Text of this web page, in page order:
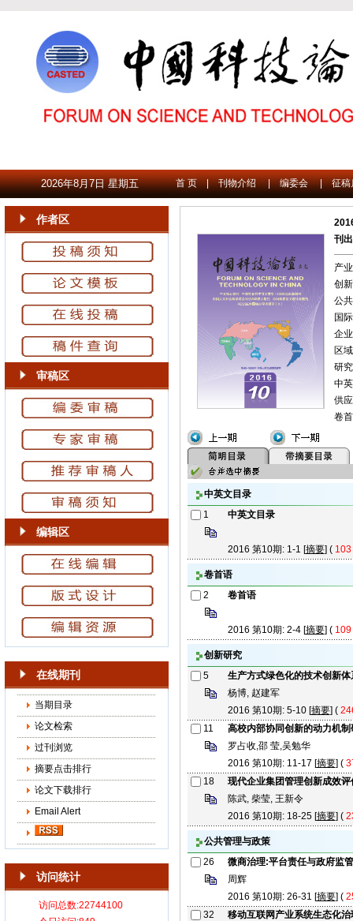
2026年8月7日 星期五 首 页 | 刊物介绍 | 编委会 | 征稿
作者区
审稿区
编辑区
在线期刊
当期目录
论文检索
过刊浏览
摘要点击排行
论文下载排行
Email Alert
访问统计
刊
产
创
公
国
企
区
研
中
供
卷
中英文目录
1
中英文目录
2016 第10期: 1-1 [摘要] (103
卷首语
2
卷首语
2016 第10期: 2-4 [摘要] (109
创新研究
5
生产方式绿色化的技术创新体
杨博, 赵建军
2016 第10期: 5-10 [摘要] (
11
高校内部协同创新的动力机
罗占收,邵 莹,吴勉华
2016 第10期: 11-17 [摘要] (
18
现代企业集团管理创新成效
陈武, 柴莹, 王新令
2016 第10期: 18-25 [摘要] (
公共管理与政策
26
微商治理:平台责任与政府监管
周辉
2016 第10期: 26-31 [摘要] (
32
移动互联网产业系统生态化治